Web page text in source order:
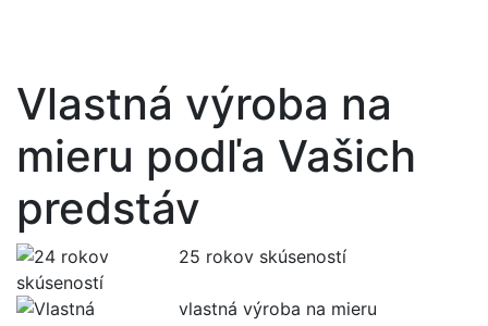
Vlastná výroba na
mieru podľa Vašich
predstáv
25 rokov skúseností
vlastnávýroba na mieru